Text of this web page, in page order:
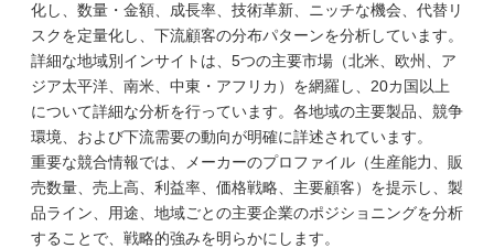
化し、数量・金額、成長率、技術革新、ニッチな機会、代替リ
スクを定量化し、下流顧客の分布パターンを分析しています。
詳細な地域別インサイトは、5つの主要市場（北米、欧州、ア
ジア太平洋、南米、中東・アフリカ）を網羅し、20カ国以上
について詳細な分析を行っています。各地域の主要製品、競争
環境、および下流需要の動向が明確に詳述されています。
重要な競合情報では、メーカーのプロファイル（生産能力、販
売数量、売上高、利益率、価格戦略、主要顧客）を提示し、製
品ライン、用途、地域ごとの主要企業のポジショニングを分析
することで、戦略的強みを明らかにします。